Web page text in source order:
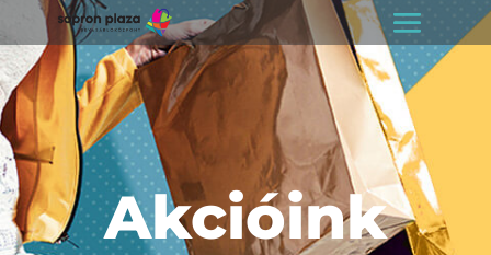
Akcióink